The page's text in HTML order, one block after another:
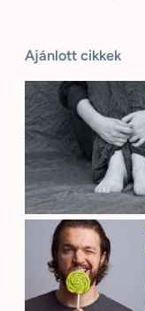
Ajánlott cikkek